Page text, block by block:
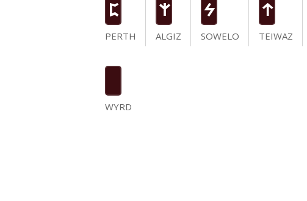
P
PERTH
Z
ALGIZ
S
SOWELO
t
TEIWAZ
WYRD